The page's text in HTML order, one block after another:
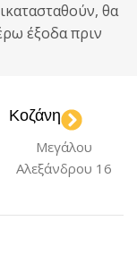
θα
έξοδα πριν
Κοζάνη
Μεγάλου
Αλεξάνδρου 16